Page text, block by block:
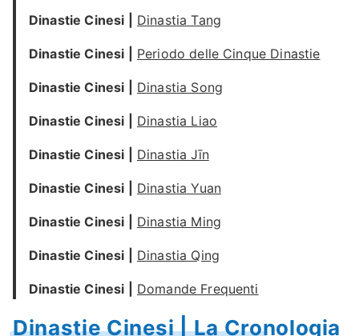
Dinastie Cinesi | Dinastia Tang
Dinastie Cinesi | Periodo delle Cinque Dinastie
Dinastie Cinesi | Dinastia Song
Dinastie Cinesi | Dinastia Liao
Dinastie Cinesi | Dinastia Jīn
Dinastie Cinesi | Dinastia Yuan
Dinastie Cinesi | Dinastia Ming
Dinastie Cinesi | Dinastia Qing
Dinastie Cinesi | Domande Frequenti
Dinastie Cinesi | La Cronologia